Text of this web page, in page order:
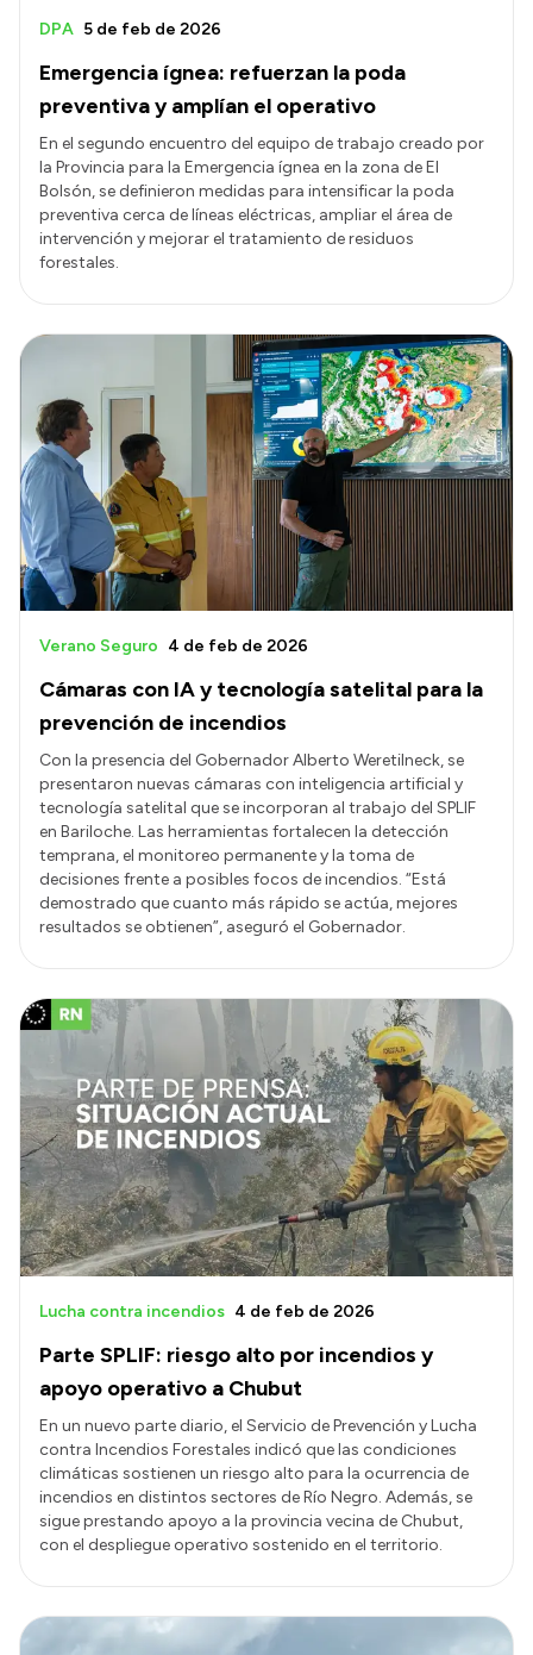
Emergencia ígnea: refuerzan la poda
preventiva y amplían el operativo
DPA 5 de feb de 2026
En el segundo encuentro del equipo de trabajo creado por
la Provincia para la Emergencia ígnea en la zona de El
Bolsón, se definieron medidas para intensificar la poda
preventiva cerca de líneas eléctricas, ampliar el área de
intervención y mejorar el tratamiento de residuos
forestales.
Cámaras con IA y tecnología satelital para la
prevención de incendios
Verano Seguro 4 de feb de 2026
Con la presencia del Gobernador Alberto Weretilneck, se
presentaron nuevas cámaras con inteligencia artificial y
tecnología satelital que se incorporan al trabajo del SPLIF
en Bariloche. Las herramientas fortalecen la detección
temprana, el monitoreo permanente y la toma de
decisiones frente a posibles focos de incendios. “Está
demostrado que cuanto más rápido se actúa, mejores
resultados se obtienen”, aseguró el Gobernador.
Parte SPLIF: riesgo alto por incendios y
apoyo operativo a Chubut
Lucha contra incendios 4 de feb de 2026
En un nuevo parte diario, el Servicio de Prevención y Lucha
contra Incendios Forestales indicó que las condiciones
climáticas sostienen un riesgo alto para la ocurrencia de
incendios en distintos sectores de Río Negro. Además, se
sigue prestando apoyo a la provincia vecina de Chubut,
con el despliegue operativo sostenido en el territorio.